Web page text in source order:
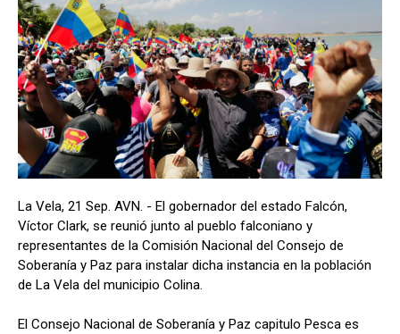
La Vela, 21 Sep. AVN. - El gobernador del estado Falcón,
Víctor Clark, se reunió junto al pueblo falconiano y
representantes de la Comisión Nacional del Consejo de
Soberanía y Paz para instalar dicha instancia en la población
de La Vela del municipio Colina.
El Consejo Nacional de Soberanía y Paz capitulo Pesca es